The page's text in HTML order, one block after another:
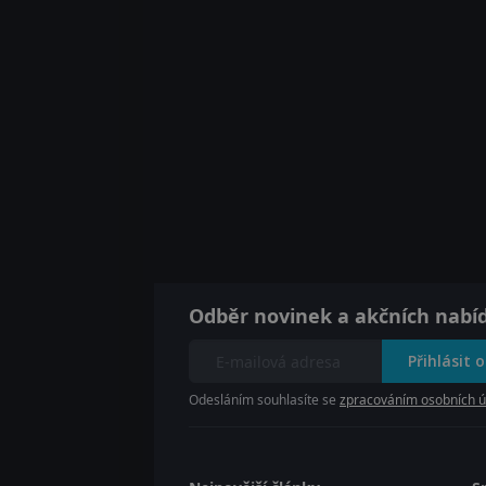
Odběr novinek a akčních
Přihlásit
Odesláním souhlasíte se zpracováním osobních